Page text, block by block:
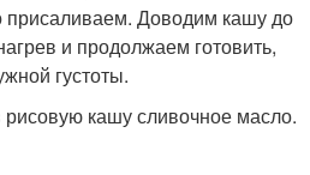
присаливаем. Доводим кашу до
и продолжаем готовить,
густоты.
кашу сливочное масло.